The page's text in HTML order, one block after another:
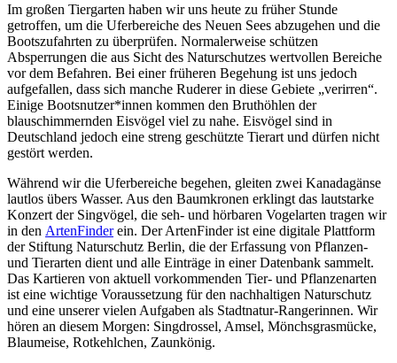
Im großen Tiergarten haben wir uns heute zu früher Stunde
getroffen, um die Uferbereiche des Neuen Sees abzugehen und die
Bootszufahrten zu überprüfen. Normalerweise schützen
Absperrungen die aus Sicht des Naturschutzes wertvollen Bereiche
vor dem Befahren. Bei einer früheren Begehung ist uns jedoch
aufgefallen, dass sich manche Ruderer in diese Gebiete „verirren“.
Einige Bootsnutzer*innen kommen den Bruthöhlen der
blauschimmernden Eisvögel viel zu nahe. Eisvögel sind in
Deutschland jedoch eine streng geschützte Tierart und dürfen nicht
gestört werden.
Während wir die Uferbereiche begehen, gleiten zwei Kanadagänse
lautlos übers Wasser. Aus den Baumkronen erklingt das lautstarke
Konzert der Singvögel, die seh- und hörbaren Vogelarten tragen wir
in den ArtenFinderein. Der ArtenFinder ist eine digitale Plattform
der Stiftung Naturschutz Berlin, die der Erfassung von Pflanzen-
und Tierarten dient und alle Einträge in einer Datenbank sammelt.
Das Kartieren von aktuell vorkommenden Tier- und Pflanzenarten
ist eine wichtige Voraussetzung für den nachhaltigen Naturschutz
und eine unserer vielen Aufgaben als Stadtnatur-Rangerinnen. Wir
hören an diesem Morgen: Singdrossel, Amsel, Mönchsgrasmücke,
Blaumeise, Rotkehlchen, Zaunkönig.